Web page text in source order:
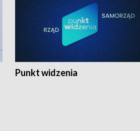
Punkt widzenia